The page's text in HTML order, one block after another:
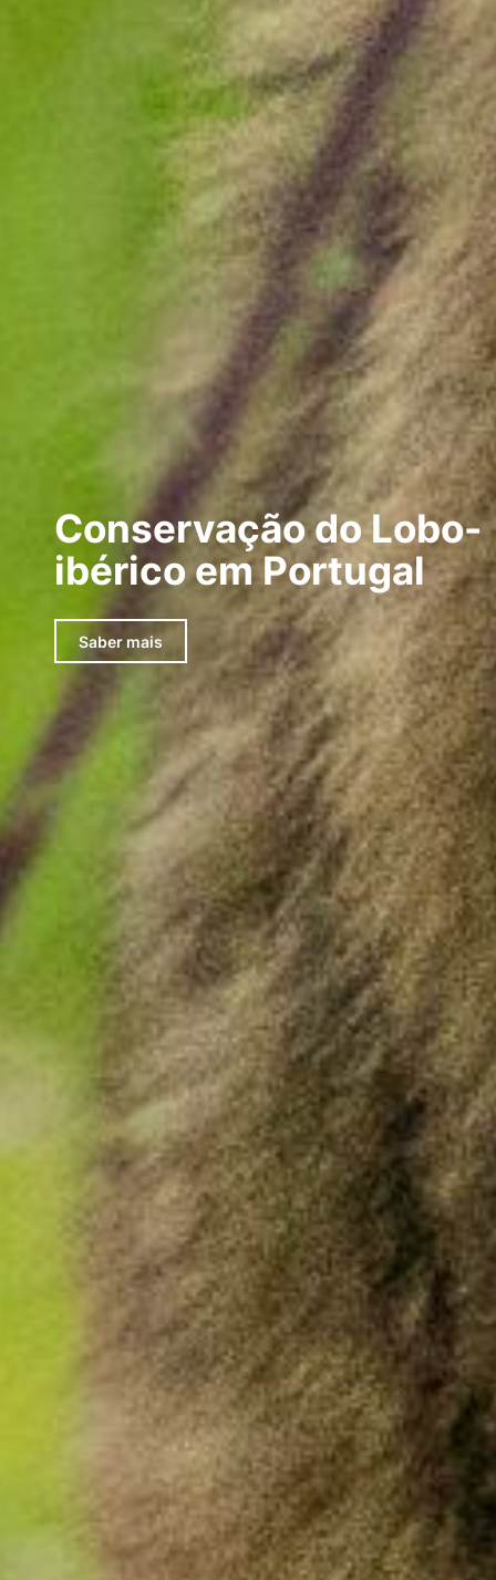
Conservação do Lobo-
ibérico em Portugal
Saber mais